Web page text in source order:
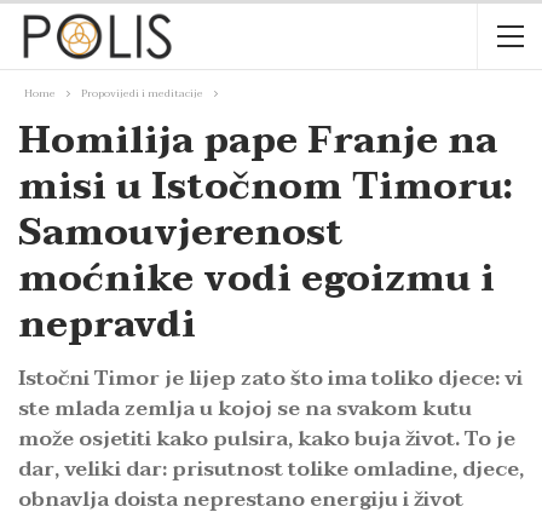
Home Propovijedi i meditacije
Homilija pape Franje na
misi u Istočnom Timoru:
Samouvjerenost
moćnike vodi egoizmu i
nepravdi
Istočni Timor je lijep zato što ima toliko djece: vi
ste mlada zemlja u kojoj se na svakom kutu
može osjetiti kako pulsira, kako buja život. To je
dar, veliki dar: prisutnost tolike omladine, djece,
obnavlja doista neprestano energiju i život